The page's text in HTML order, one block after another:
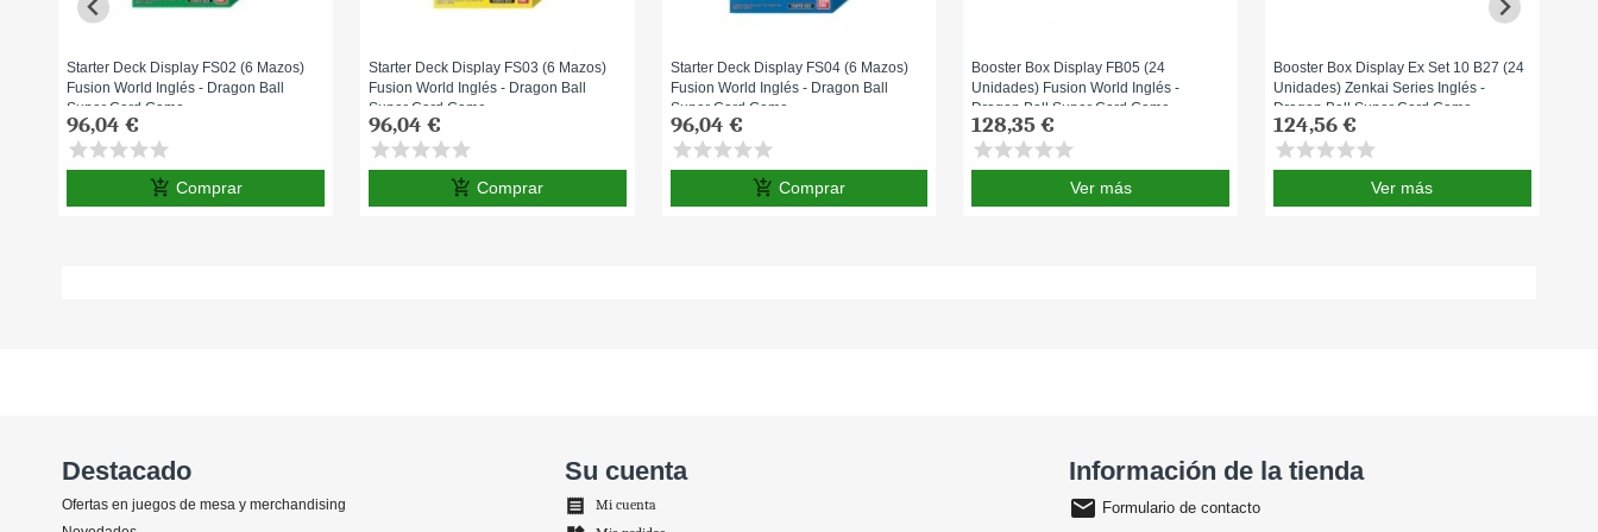
Starter Deck Display FS02 (6 Mazos)
Fusion World Inglés - Dragon Ball
Super Card Game
96,04 €
starstarstarstarstar
add_shopping_cart Comprar
Starter Deck Display FS03 (6 Mazos)
Fusion World Inglés - Dragon Ball
Super Card Game
96,04 €
starstarstarstarstar
add_shopping_cart Comprar
Starter Deck Display FS04 (6 Mazos)
Fusion World Inglés - Dragon Ball
Super Card Game
96,04 €
starstarstarstarstar
add_shopping_cart Comprar
Booster Box Display FB05 (24
Unidades) Fusion World Inglés -
Dragon Ball Super Card Game
128,35 €
starstarstarstarstar
Ver más
Booster Box Display Ex Set 10 B27 (24
Unidades) Zenkai Series Inglés -
Dragon Ball Super Card Game
124,56 €
starstarstarstarstar
Ver más
Destacado
Ofertas en juegos de mesa y merchandising
Su cuenta
 Mi cuenta
Información de la tienda
email Formulario de contacto